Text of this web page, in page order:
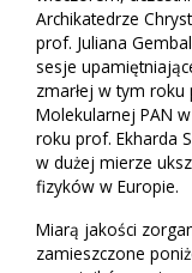
Archikatedrze
prof. Juliana
sesje
zmarłej w tym roku
Molekularnej PAN
roku prof. Ekharda
w dużej mierze
fizyków w Europie.
Miarą jakości
zamieszczone